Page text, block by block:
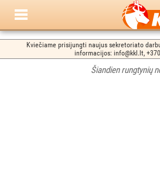
Kviečiame prisijungti naujus sekretoriato
informacijos: info@kkl.lt,
Šiandien rungtynių